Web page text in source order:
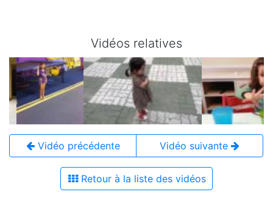
Vidéos relatives
Vidéo précédente Vidéo suivante
Retour à la liste des vidéos